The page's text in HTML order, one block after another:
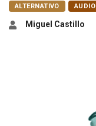
ALTERNATIVO AUDIO
Miguel Castillo